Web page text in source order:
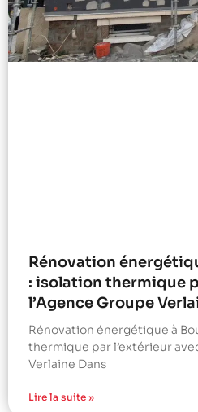
Rénovation
: isolation thermique
l’Agence Groupe
Rénovation énergétique à
thermique par l’extérieur
Verlaine Dans
Lire la suite »